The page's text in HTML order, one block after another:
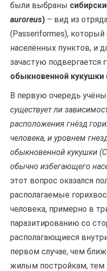
были выбраны
auroreus) – вид из
(Passeriformes),
населённых пунктов, и
зачастую подвергается
обыкновенной кукушки
В первую очередь
существует ли
расположения гнёзд
человека, и уровнем
обыкновенной кукушки
обычно избегающего
этот вопрос оказался
располагаемые
человека, примерно в
паразитированию со
располагающиеся
первом случае, чем
жилым постройкам, тем